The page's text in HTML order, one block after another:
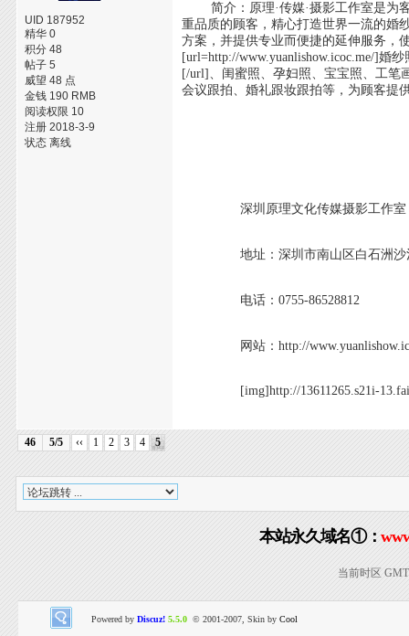
UID 187952
精华 0
积分 48
帖子 5
威望 48 点
金钱 190 RMB
阅读权限 10
注册 2018-3-9
状态 离线
简介：原理·传媒·摄影工作室是为客
重品质的顾客，精心打造世界一流的婚
方案，并提供专业而便捷的延伸服务，
[url=http://www.yuanlishow.icoc.me/]婚
[/url]、闺蜜照、孕妇照、宝宝照、工笔
会议跟拍、婚礼跟妆跟拍等，为顾客提
深圳原理文化传媒摄影工作室
地址：深圳市南山区白石洲沙河
电话：0755-86528812
网站：http://
[img]http://13611265.s21i-
46 5/5 ‹‹ 1 2 3 4 5
本站永久域名①：
当前时区
Powered by Discuz! 5.5.0 © 2001-2007, Skin by Cool